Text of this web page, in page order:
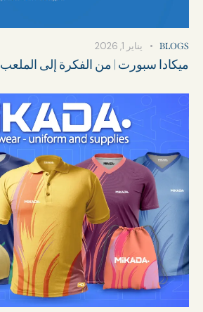
BLOGS يناير 1, 2026
ميكادا سبورت | من الفكرة إلى الملعب